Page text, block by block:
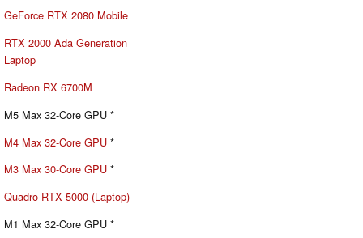
GeForce RTX 2080 Mobile
RTX 2000 Ada Generation
Laptop
Radeon RX 6700M
M5 Max 32-Core GPU *
M4 Max 32-Core GPU *
M3 Max 30-Core GPU *
Quadro RTX 5000 (Laptop)
M1 Max 32-Core GPU *